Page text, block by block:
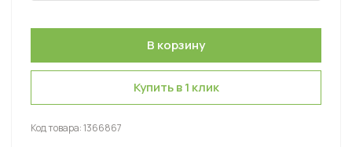
Купить в 1 клик
Код товара:1366867